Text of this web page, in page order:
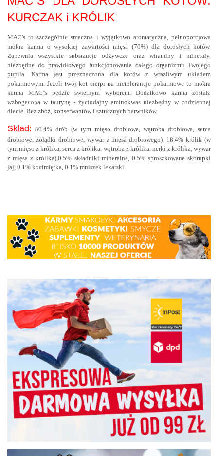
KURCZAK i KRÓLIK
MAC's to szczególnie smaczna i wyjątkowo aromatyczna, pełnoporcjowa
mokra karma o wysokiej zawartości mięsa (70%) dla dorosłych kotów.
Zapewnia wszystkie substancje odżywcze oraz witaminy i minerały,
niezbędne do prawidłowego funkcjonowania całego organizmu Twojego
pupila. Karma jest przeznaczona dla kotów z wrażliwym układem
pokarmowym. Jeżeli twój kot cierpi na nietolerancje pokarmowe to mokra
karma MAC''s będzie świetnym wyborem. Dodatkowo karma została
wzbogacona w taurynę - życiodajny aminokwas niezbędny w codziennej
diecie. Bez zbóż, konserwantów i sztucznych barwników.
Skład: 80.4% drób (w tym mięso drobiowe, wątroba drobiowa, serca
drobiowe, żołądki drobiowe, wywar z mięsa drobiowego), 18.4% królik (w
tym mięso z królika, serca z królika, wątroba z królika, nerki z królika, wywar
z mięsa z królika),0.5% składniki mineralne, 0.5% sproszkowane skorupki
jaj, 0.1% kocimiętka, 0.1% mniszek lekarski.